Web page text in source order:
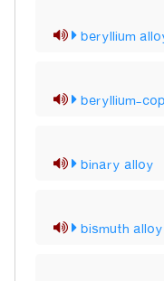
beryllium
beryllium-
binary alloy
bismuth alloy